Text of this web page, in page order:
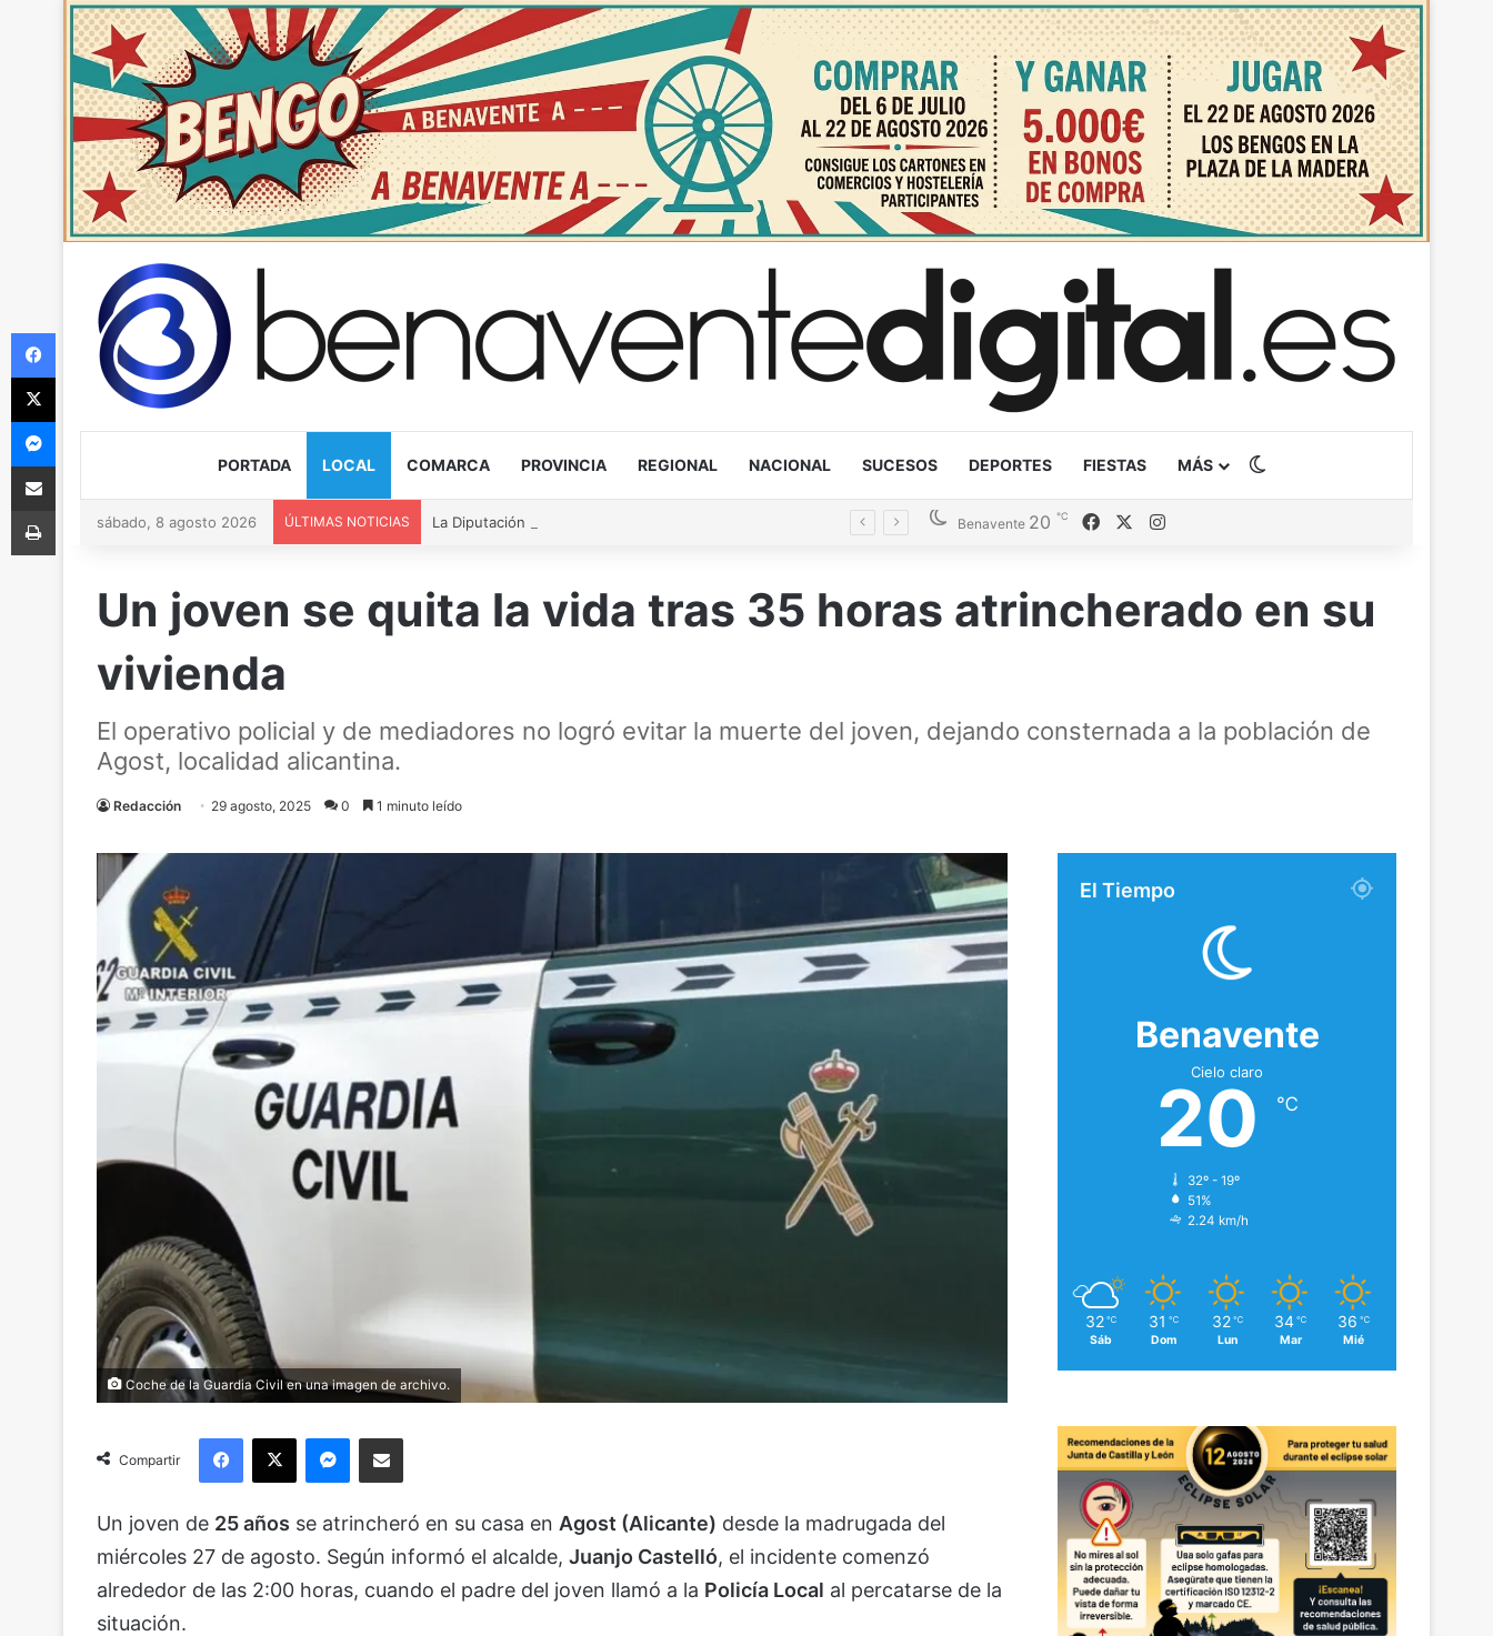
PORTADA LOCAL COMARCA PROVINCIA REGIONAL NACIONAL SUCESOS DEPORTES FIESTAS MÁS
sábado, 8 agosto 2026 ÚLTIMAS NOTICIAS Benavente 20 ℃ FacebookInstagram
Un joven se quita la vida tras 35 horas atrincherado en su
vivienda
El operativo policial y de mediadores no logró evitar la muerte del joven, dejando consternada a la población de
Agost, localidad alicantina.
Redacción 29 agosto, 2025 0 1 minuto leído
Coche de la Guardia Civil en una imagen de archivo.
Compartir
Facebook
X Messenger
Compartir via Email
Un joven de 25 años se atrincheró en su casa en Agost (Alicante) desde la madrugada del
miércoles 27 de agosto. Según informó el alcalde, Juanjo Castelló, el incidente comenzó
alrededor de las 2:00 horas, cuando el padre del joven llamó a la Policía Local al percatarse de la
situación.
El Tiempo
Benavente
Cielo claro
20 ℃
32º - 19º
51%
2.24 km/h
32 ℃
Sáb
31 ℃
Dom
32 ℃
Lun
34 ℃
Mar
36 ℃
Mié
Facebook
X
Messenger
Compartir via Email